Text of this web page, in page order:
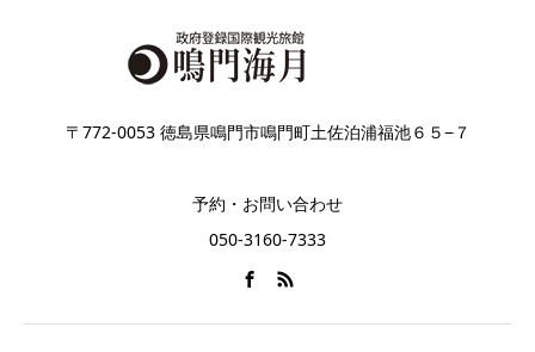
〒772-0053 徳島県鳴門市鳴門町土佐泊浦福池６５−７
予約・お問い合わせ
050-3160-7333